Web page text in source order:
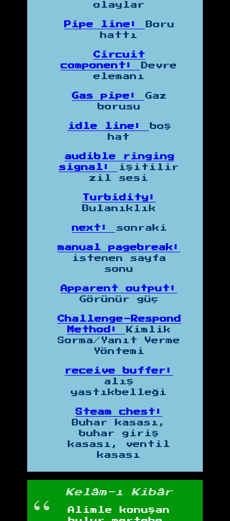
olaylar
Pipe line:
Boru
hattı
Circuit
component:
Devre
elemanı
Gas pipe:
Gaz
borusu
idle line:
boş
hat
audible ringing
signal:
işitilir
zil sesi
Turbidity:
Bulanıklık
next: sonraki
manual pagebreak:
istenen sayfa
sonu
Apparent output:
Görünür güç
Challenge-Respond
Method:
Kimlik
Sorma/Yanıt Verme
Yöntemi
receive buffer:
alış
yastıkbelleği
Steam chest:
Buhar kasası,
buhar giriş
kasası, ventil
kasası
Kelâm-ı Kibâr
Alimle konuşan